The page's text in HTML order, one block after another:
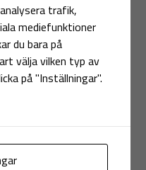
ordning och reda i
minst eftersom Jesper
rutiner. Arbetet med
trafik,
mediefunktioner
du bara på
välja vilken typ av
på "Inställningar".